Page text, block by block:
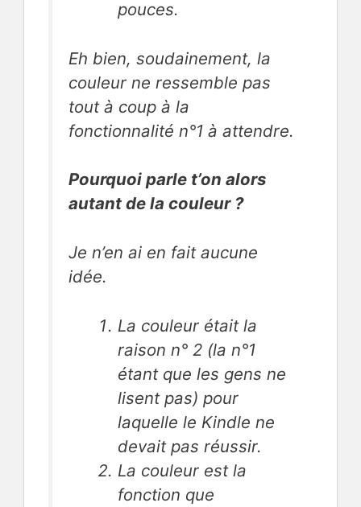
pouces.
Eh bien, soudainement, la
couleur ne ressemble pas
tout à coup à la
fonctionnalité n°1 à attendre.
Pourquoi parle t’on alors
autant de la couleur ?
Je n’en ai en fait aucune
idée.
La couleur était la
raison n° 2 (la n°1
étant que les gens ne
lisent pas) pour
laquelle le Kindle ne
devait pas réussir.
La couleur est la
fonction que